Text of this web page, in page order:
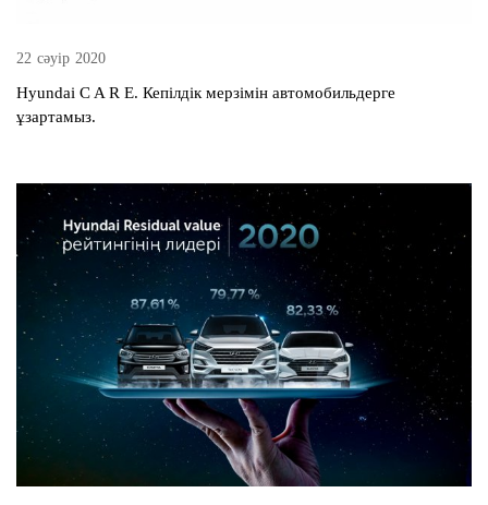
22 сәуір 2020
Hyundai C A R E. Кепілдік мерзімін автомобильдерге
ұзартамыз.